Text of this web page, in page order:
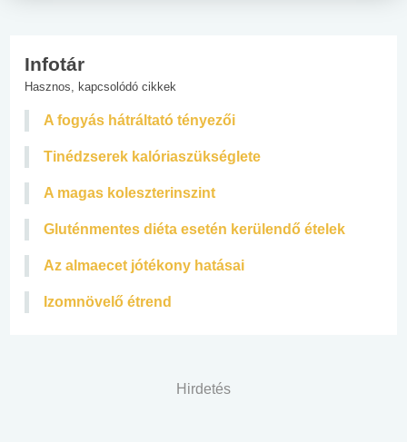
Infotár
Hasznos, kapcsolódó cikkek
A fogyás hátráltató tényezői
Tinédzserek kalóriaszükséglete
A magas koleszterinszint
Gluténmentes diéta esetén kerülendő ételek
Az almaecet jótékony hatásai
Izomnövelő étrend
Hirdetés